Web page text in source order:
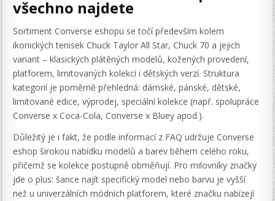
všechno najdete
Sortiment Converse eshopu se točí především kolem
ikonických tenisek Chuck Taylor All Star, Chuck 70 a jejich
variant – klasických plátěných modelů, kožených provedení,
platforem, limitovaných kolekcí i dětských verzí. Struktura
kategorií je poměrně přehledná: dámské, pánské, dětské,
limitované edice, výprodej, speciální kolekce (např. spolupráce
Converse x Coca-Cola, Converse x Bluey apod.).
Důležitý je i fakt, že podle informací z FAQ udržuje Converse
eshop širokou nabídku modelů a barev během celého roku,
přičemž se kolekce postupně obměňují. Pro milovníky značky
jde o plus: šance najít specifický model nebo barvu je vyšší
než u univerzálních módních platforem, které značku nabízejí